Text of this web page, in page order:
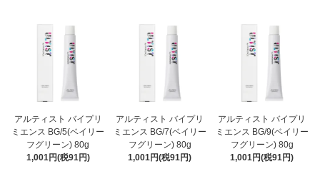
アルティスト バイプリ
ミエンス BG/5(ベイリー
フグリーン) 80g
1,001円(税91円)
アルティスト バイプリ
ミエンス BG/7(ベイリー
フグリーン) 80g
1,001円(税91円)
アルティスト バイプリ
ミエンス BG/9(ベイリー
フグリーン) 80g
1,001円(税91円)